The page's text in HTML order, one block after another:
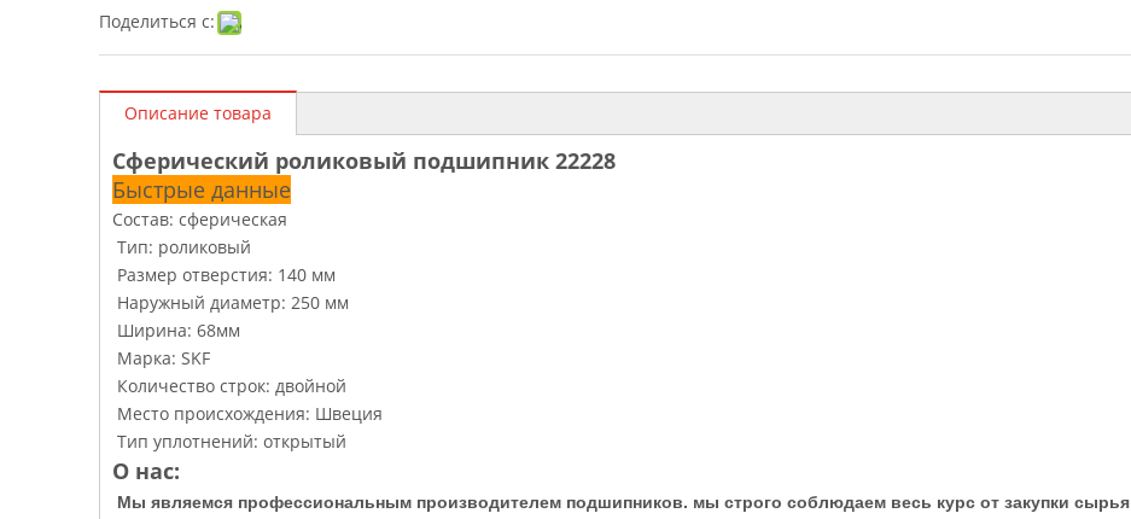
Поделиться с:
Описание товара
Сферический роликовый подшипник 22228
Быстрые данные
Состав: сферическая
Тип: роликовый
Размер отверстия: 140 мм
Наружный диаметр: 250 мм
Ширина: 68мм
Марка: SKF
Количество строк: двойной
Место происхождения: Швеция
Тип уплотнений: открытый
О нас:
Мы являемся профессиональным производителем подшипников. мы строго соблюдаем весь курс от закупки сырья